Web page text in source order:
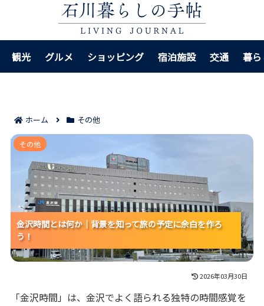
観光 グルメ ショッピング 宿泊施設 交通 暮
ホーム その他
金沢時間とは何か｜背景を知って旅の予定に余白を作ろ
う！
金沢時間とは何か｜背景を知って旅の予定に余白を作ろ
う！
金沢時間とは何か｜背景を知って旅の予定に余白を作ろ
う！
その他
2026年03月30日
「金沢時間」は、金沢でよく語られる独特の時間感覚を